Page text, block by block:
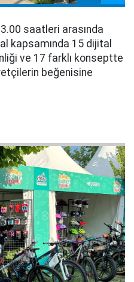
saatleri arasında
kapsamında 15 dijital
ve 17 farklı konseptte
beğenisine